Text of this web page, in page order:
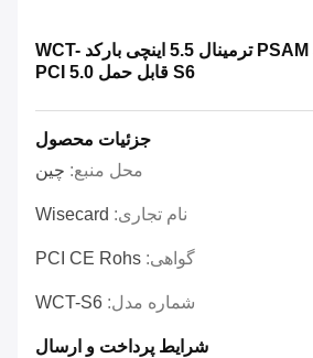
کارت PSAM Smart POS ترمینال 5.5 اینچی بارکد WCT-
S6 قابل حمل PCI 5.0
جزئیات محصول
محل منبع: چین
نام تجاری: Wisecard
گواهی: PCI CE Rohs
شماره مدل: WCT-S6
شرایط پرداخت و ارسال